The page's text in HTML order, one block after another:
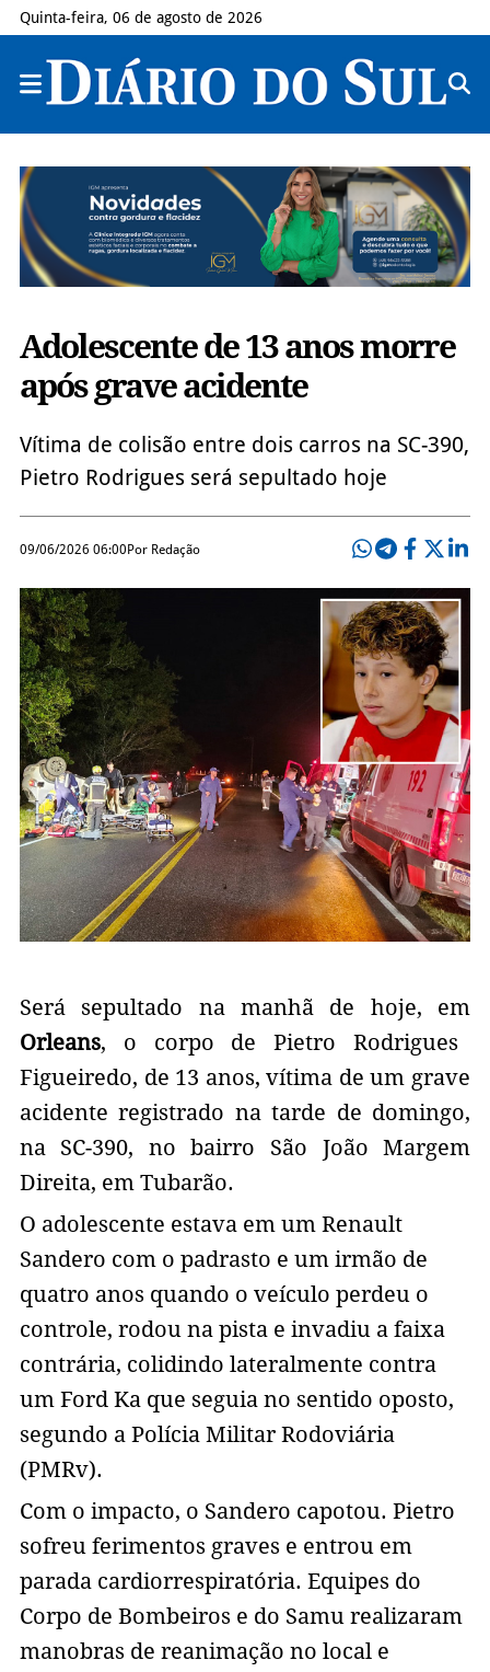
Quinta-feira, 06 de agosto de 2026
Adolescente de 13 anos morre
após grave acidente
Vítima de colisão entre dois carros na SC-390,
Pietro Rodrigues será sepultado hoje
09/06/2026 06:00Por Redação
Será sepultado na manhã de hoje, em
Orleans, o corpo de Pietro Rodrigues
Figueiredo, de 13 anos, vítima de um grave
acidente registrado na tarde de domingo,
na SC-390, no bairro São João Margem
Direita, em Tubarão.
O adolescente estava em um Renault
Sandero com o padrasto e um irmão de
quatro anos quando o veículo perdeu o
controle, rodou na pista e invadiu a faixa
contrária, colidindo lateralmente contra
um Ford Ka que seguia no sentido oposto,
segundo a Polícia Militar Rodoviária
(PMRv).
Com o impacto, o Sandero capotou. Pietro
sofreu ferimentos graves e entrou em
parada cardiorrespiratória. Equipes do
Corpo de Bombeiros e do Samu realizaram
manobras de reanimação no local e